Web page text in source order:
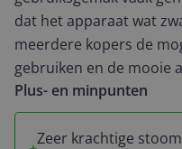
dat het apparaat wat
meerdere kopers de
gebruiken en de mooie
Plus- en minpunten
Zeer krachtige